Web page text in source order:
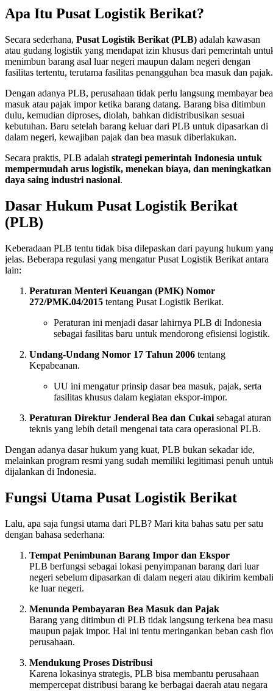
Apa Itu Pusat Logistik Berikat?
Secara sederhana, Pusat Logistik Berikat (PLB) adalah kawasan
atau gudang logistik yang mendapat izin khusus dari pemerintah
menimbun barang asal luar negeri maupun dalam negeri dengan
fasilitas tertentu, terutama fasilitas penangguhan bea masuk dan pajak.
Dengan adanya PLB, perusahaan tidak perlu langsung membayar bea
masuk atau pajak impor ketika barang datang. Barang bisa ditimbun
dulu, kemudian diproses, diolah, bahkan didistribusikan sesuai
kebutuhan. Baru setelah barang keluar dari PLB untuk dipasarkan di
dalam negeri, kewajiban pajak dan bea masuk diberlakukan.
Secara praktis, PLB adalah strategi pemerintah Indonesia untuk
mempermudah arus logistik, menekan biaya, dan meningkatkan
daya saing industri nasional.
Dasar Hukum Pusat Logistik Berikat
(PLB)
Keberadaan PLB tentu tidak bisa dilepaskan dari payung hukum
jelas. Beberapa regulasi yang mengatur Pusat Logistik Berikat antara
lain:
Peraturan Menteri Keuangan (PMK) Nomor
272/PMK.04/2015 tentang Pusat Logistik Berikat.
Peraturan ini menjadi dasar lahirnya PLB di Indonesia
sebagai fasilitas baru untuk mendorong efisiensi logistik.
Undang-Undang Nomor 17 Tahun 2006 tentang
Kepabeanan.
UU ini mengatur prinsip dasar bea masuk, pajak, serta
fasilitas khusus dalam kegiatan ekspor-impor.
Peraturan Direktur Jenderal Bea dan Cukai sebagai aturan
teknis yang lebih detail mengenai tata cara operasional PLB.
Dengan adanya dasar hukum yang kuat, PLB bukan sekadar ide,
melainkan program resmi yang sudah memiliki legitimasi penuh
dijalankan di Indonesia.
Fungsi Utama Pusat Logistik Berikat
Lalu, apa saja fungsi utama dari PLB? Mari kita bahas satu per satu
dengan bahasa sederhana:
Tempat Penimbunan Barang Impor dan Ekspor
PLB berfungsi sebagai lokasi penyimpanan barang dari luar
negeri sebelum dipasarkan di dalam negeri atau dikirim kembali
ke luar negeri.
Menunda Pembayaran Bea Masuk dan Pajak
Barang yang ditimbun di PLB tidak langsung terkena bea
maupun pajak impor. Hal ini tentu meringankan beban cash
perusahaan.
Mendukung Proses Distribusi
Karena lokasinya strategis, PLB bisa membantu perusahaan
mempercepat distribusi barang ke berbagai daerah atau negara